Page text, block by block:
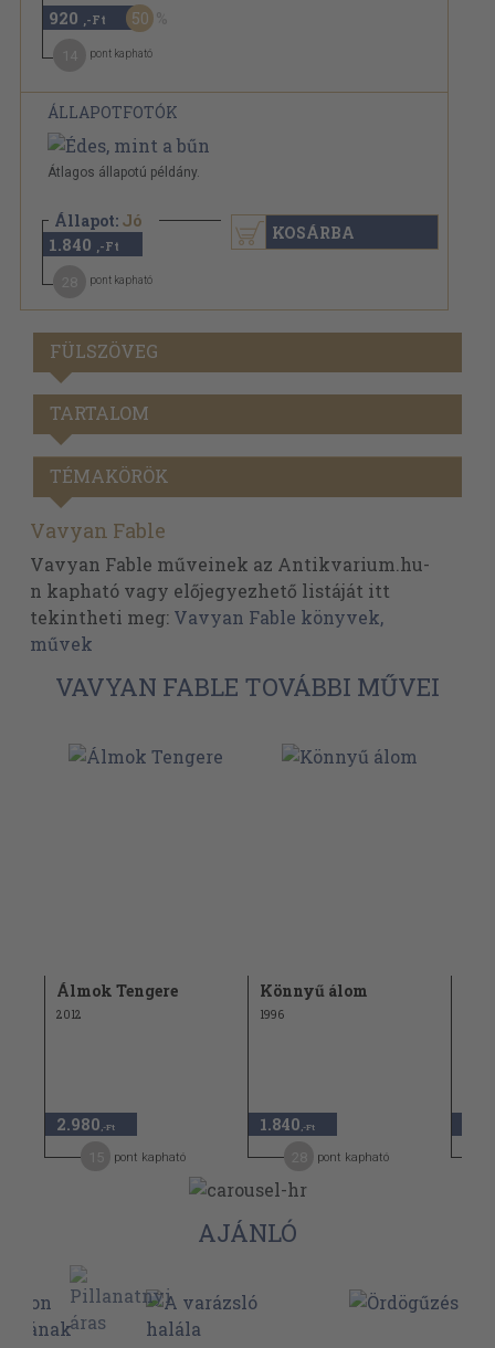
920 ,-Ft 50
pont kapható
ÁLLAPOTFOTÓK
Átlagos állapotú példány.
Állapot: Jó
1.840 ,-Ft
pont kapható
KOSÁRBA
FÜLSZÖVEG
TARTALOM
TÉMAKÖRÖK
Vavyan Fable
Vavyan Fable műveinek az Antikvarium.hu-
n kapható vagy előjegyezhető listáját itt
tekintheti meg: Vavyan Fable könyvek,
művek
VAVYAN FABLE TOVÁBBI MŰVEI
Álmok Tengere
2012
2.980 ,-Ft
pont kapható
Könnyű álom
1996
1.840 ,-Ft
pont kapható
AJÁNLÓ